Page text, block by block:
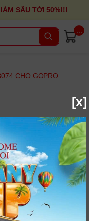
SÂU TỚI 50%!!!
CHO GOPRO
[x]